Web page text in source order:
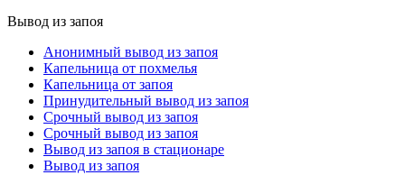
Вывод из запоя
Анонимный вывод из запоя
Капельница от похмелья
Капельница от запоя
Принудительный вывод из запоя
Срочный вывод из запоя
Срочный вывод из запоя
Вывод из запоя в стационаре
Вывод из запоя